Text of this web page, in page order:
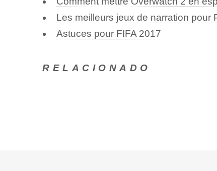
Les meilleurs jeux de narration pour
Astuces pour FIFA 2017
RELACIONADO